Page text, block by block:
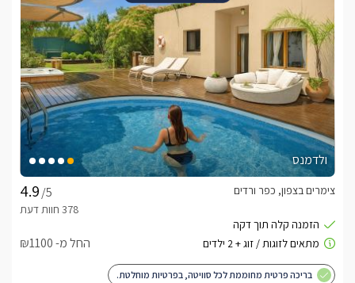
ולדמנס
/5
צימרים בצפון, כפר ורדים
החל מ- ₪1100
בריכה פרטית מחוממת לכל סוויטה, בפרטיות מוחלטת.